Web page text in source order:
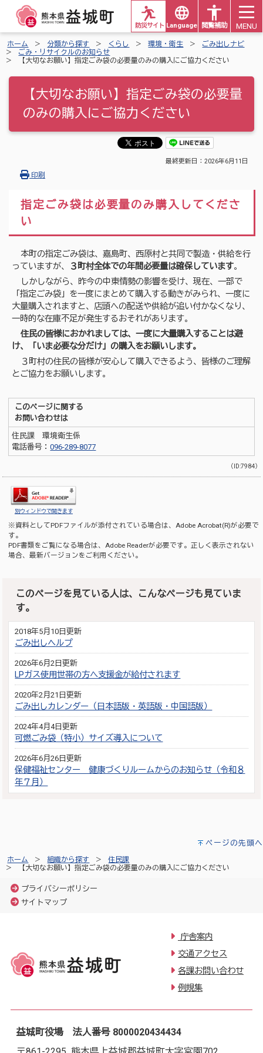
Languages 閲覧補助
防災サイト MENU
ホーム 分類から探す くらし 環境・衛生
ごみ出しナビ
ごみ・リサイクルのお知らせ
【大切なお願い】指定ごみ袋の必要量のみの購入にご協力ください
【大切なお願い】指定ごみ袋の必要量
のみの購入にご協力ください
最終更新日： 2026年6月11日
印刷
指定ごみ袋は必要量のみ購入してくださ
い
本町の指定ごみ袋は、嘉島町、西原村と共同で製造・供給を行
っていますが、
３町村全体での年間必要量は確保しています。
しかしながら、昨今の中東情勢の影響を受け、現在、一部で
「指定ごみ袋」を一度にまとめて購入する動きがみられ、一度に
大量購入されますと、店頭への配送や供給が追い付かなくなり、
一時的な在庫不足が発生するおそれがあります。
住民の皆様におかれましては、一度に大量購入することは避
け、「いま必要な分だけ」の購入をお願いします。
３町村の住民の皆様が安心して購入できるよう、皆様のご理解
とご協力をお願いします。
このページに関する
お問い合わせは
住民課 環境衛生係
電話番号：096-289-8077
（ID:7984）
別ウィンドウで開きます
※資料としてPDFファイルが添付されている場合は、Adobe Acrobat(R)が必要で
す。
PDF書類をご覧になる場合は、Adobe Readerが必要です。正しく表示されない
場合、最新バージョンをご利用ください。
このページを見ている人は、こんなページも見ていま
す。
2018年5月10日更新
ごみ出しヘルプ
2026年6月2日更新
LPガス使用世帯の方へ支援金が給付されます
2020年2月21日更新
ごみ出しカレンダー（日本語版・英語版・中国語版）
2024年4月4日更新
可燃ごみ袋（特小）サイズ導入について
2026年6月26日更新
保健福祉センター 健康づくりルームからのお知らせ（令和８
年７月）
ページの先頭へ
ホーム 組織から探す
住民課
【大切なお願い】指定ごみ袋の必要量のみの購入にご協力ください
プライバシーポリシー
サイトマップ
庁舎案内
交通アクセス
各課お問い合わせ
例規集
益城町役場 法人番号 8000020434434